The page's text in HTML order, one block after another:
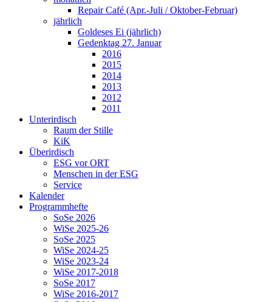
Repair Café (Apr.-Juli / Oktober-Februar)
jährlich
Goldeses Ei (jährlich)
Gedenktag 27. Januar
2016
2015
2014
2013
2012
2011
Unterirdisch
Raum der Stille
KiK
Überirdisch
ESG vor ORT
Menschen in der ESG
Service
Kalender
Programmhefte
SoSe 2026
WiSe 2025-26
SoSe 2025
WiSe 2024-25
WiSe 2023-24
WiSe 2017-2018
SoSe 2017
WiSe 2016-2017